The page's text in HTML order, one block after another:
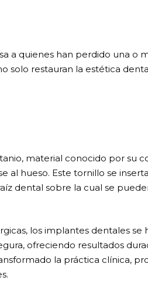
a quienes han perdido una o
solo restauran la estética
material conocido por su
al hueso. Este tornillo se
dental sobre la cual se
los implantes dentales se
ofreciendo resultados
la práctica clínica,